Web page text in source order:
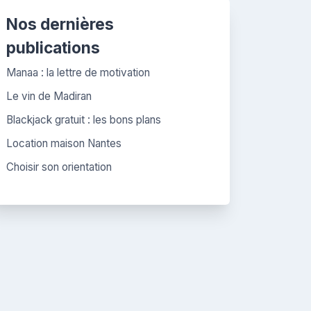
Nos dernières
publications
Manaa : la lettre de motivation
Le vin de Madiran
Blackjack gratuit : les bons plans
Location maison Nantes
Choisir son orientation